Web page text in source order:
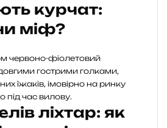
курчат:
міф?
ліхтар: як